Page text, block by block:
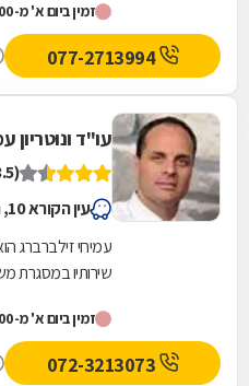
זמין ביום א' מ-9:00
077-2713994
עו"ד ונוטריון
(3.5)
עין הקורא 10, ראשון לציון
עמיחי זילברברג
שירותיו במסגרת
בכל...זמין ביום א' מ-9:00